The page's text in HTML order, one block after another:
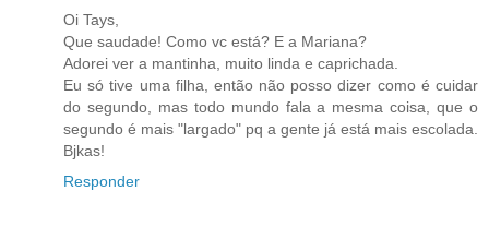
Oi Tays,
Que saudade! Como vc está? E a Mariana?
Adorei ver a mantinha, muito linda e caprichada.
Eu só tive uma filha, então não posso dizer como é cuidar
do segundo, mas todo mundo fala a mesma coisa, que o
segundo é mais "largado" pq a gente já está mais escolada.
Bjkas!
Responder